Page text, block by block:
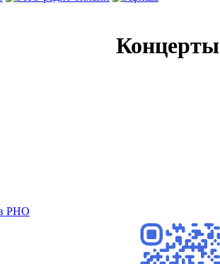
Концерты